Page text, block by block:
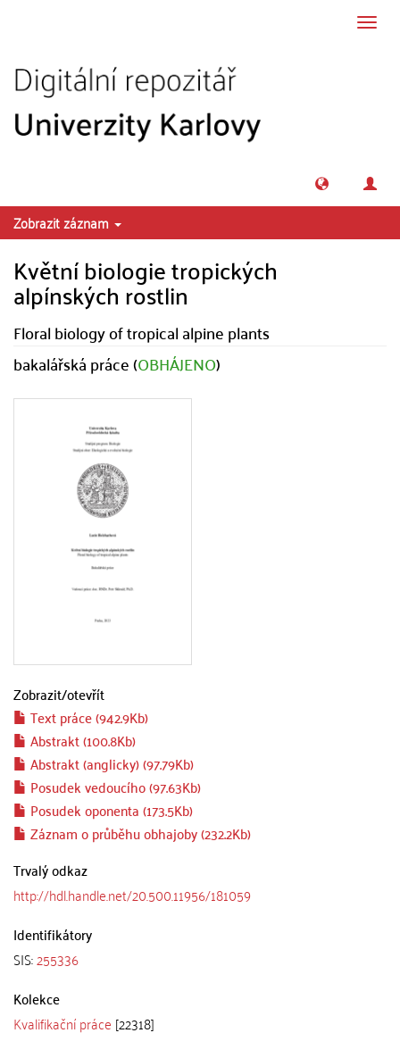
Zobrazit záznam
Květní biologie tropických
alpínských rostlin
Floral biology of tropical alpine plants
bakalářská práce (OBHÁJENO)
Zobrazit/otevřít
Text práce (942.9Kb)
Abstrakt (100.8Kb)
Abstrakt (anglicky) (97.79Kb)
Posudek vedoucího (97.63Kb)
Posudek oponenta (173.5Kb)
Záznam o průběhu obhajoby (232.2Kb)
Trvalý odkaz
http://hdl.handle.net/20.500.11956/181059
Identifikátory
SIS:255336
Kolekce
Kvalifikační práce [22318]